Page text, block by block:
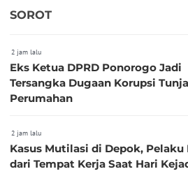
SOROT
2 jam lalu
Eks Ketua DPRD Ponorogo Jadi
Tersangka Dugaan Korupsi
Perumahan
2 jam lalu
Kasus Mutilasi di Depok, Pelaku
dari Tempat Kerja Saat Hari